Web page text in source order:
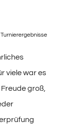
Turnierergebnisse
viele war es
groß,